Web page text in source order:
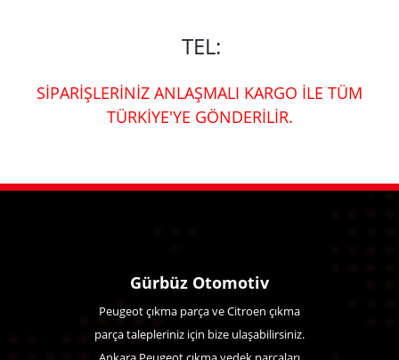
TEL:
SİPARİŞLERİNİZ ANLAŞMALI KARGO İLE TÜM
TÜRKİYE'YE GÖNDERİLİR.
Gürbüz Otomotiv
Peugeot çıkma parça ve Citroen çıkma
parça talepleriniz için bize ulaşabilirsiniz.